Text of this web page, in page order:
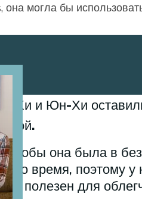
могла бы
Хи и Юн-Хи
она была в
это время, поэтому
полезен для